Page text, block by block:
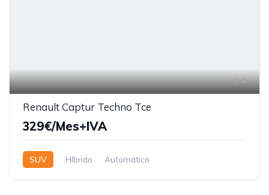
4
Renault Captur Techno Tce
329€/Mes+IVA
SUV Híbrido Automático